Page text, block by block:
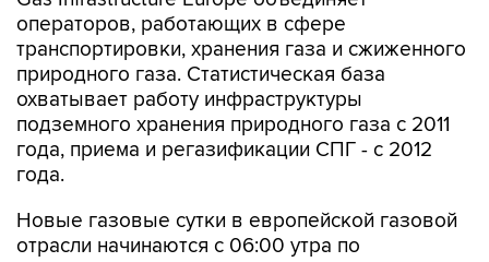
природного газа. Статистическая база
охватывает работу инфраструктуры
подземного хранения природного газа с 2011
года, приема и регазификации СПГ - с 2012
года.
Новые газовые сутки в европейской газовой
Центральноевропейскому времени (CET).